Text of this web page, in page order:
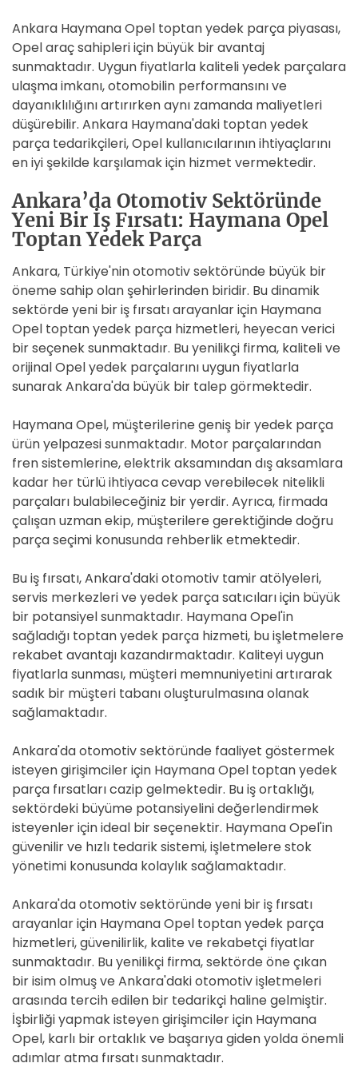
Ankara Haymana Opel toptan yedek parça piyasası,
Opel araç sahipleri için büyük bir avantaj
sunmaktadır. Uygun fiyatlarla kaliteli yedek parçalara
ulaşma imkanı, otomobilin performansını ve
dayanıklılığını artırırken aynı zamanda maliyetleri
düşürebilir. Ankara Haymana'daki toptan yedek
parça tedarikçileri, Opel kullanıcılarının ihtiyaçlarını
en iyi şekilde karşılamak için hizmet vermektedir.
Ankara’da Otomotiv Sektöründe
Yeni Bir İş Fırsatı: Haymana Opel
Toptan Yedek Parça
Ankara, Türkiye'nin otomotiv sektöründe büyük bir
öneme sahip olan şehirlerinden biridir. Bu dinamik
sektörde yeni bir iş fırsatı arayanlar için Haymana
Opel toptan yedek parça hizmetleri, heyecan verici
bir seçenek sunmaktadır. Bu yenilikçi firma, kaliteli ve
orijinal Opel yedek parçalarını uygun fiyatlarla
sunarak Ankara'da büyük bir talep görmektedir.
Haymana Opel, müşterilerine geniş bir yedek parça
ürün yelpazesi sunmaktadır. Motor parçalarından
fren sistemlerine, elektrik aksamından dış aksamlara
kadar her türlü ihtiyaca cevap verebilecek nitelikli
parçaları bulabileceğiniz bir yerdir. Ayrıca, firmada
çalışan uzman ekip, müşterilere gerektiğinde doğru
parça seçimi konusunda rehberlik etmektedir.
Bu iş fırsatı, Ankara'daki otomotiv tamir atölyeleri,
servis merkezleri ve yedek parça satıcıları için büyük
bir potansiyel sunmaktadır. Haymana Opel'in
sağladığı toptan yedek parça hizmeti, bu işletmelere
rekabet avantajı kazandırmaktadır. Kaliteyi uygun
fiyatlarla sunması, müşteri memnuniyetini artırarak
sadık bir müşteri tabanı oluşturulmasına olanak
sağlamaktadır.
Ankara'da otomotiv sektöründe faaliyet göstermek
isteyen girişimciler için Haymana Opel toptan yedek
parça fırsatları cazip gelmektedir. Bu iş ortaklığı,
sektördeki büyüme potansiyelini değerlendirmek
isteyenler için ideal bir seçenektir. Haymana Opel'in
güvenilir ve hızlı tedarik sistemi, işletmelere stok
yönetimi konusunda kolaylık sağlamaktadır.
Ankara'da otomotiv sektöründe yeni bir iş fırsatı
arayanlar için Haymana Opel toptan yedek parça
hizmetleri, güvenilirlik, kalite ve rekabetçi fiyatlar
sunmaktadır. Bu yenilikçi firma, sektörde öne çıkan
bir isim olmuş ve Ankara'daki otomotiv işletmeleri
arasında tercih edilen bir tedarikçi haline gelmiştir.
İşbirliği yapmak isteyen girişimciler için Haymana
Opel, karlı bir ortaklık ve başarıya giden yolda önemli
adımlar atma fırsatı sunmaktadır.